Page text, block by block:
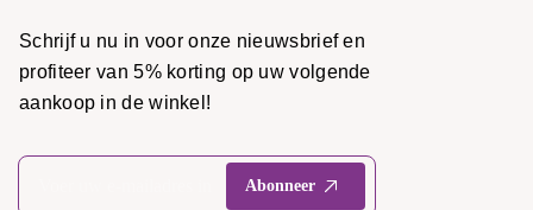
Schrijf u nu in voor onze nieuwsbrief en
profiteer van 5% korting op uw volgende
aankoop in de winkel!